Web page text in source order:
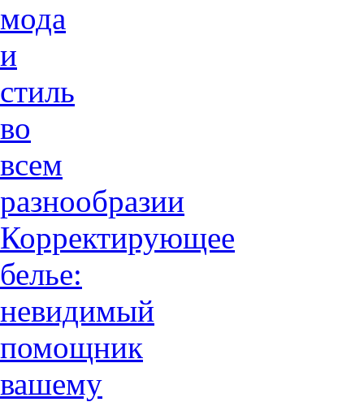
мода
и
стиль
во
всем
разнообразии
Корректирующее
белье:
невидимый
помощник
вашему